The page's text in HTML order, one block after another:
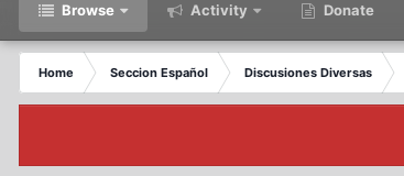
Browse Activity Donate
Home Seccion Español Discusiones Diversas